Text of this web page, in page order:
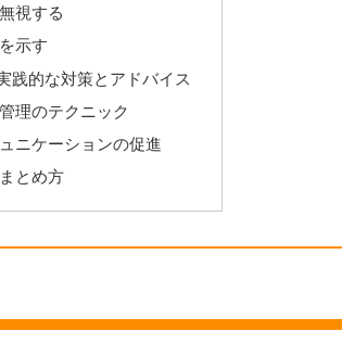
視する
示す
践的な対策とアドバイス
理のテクニック
ニケーションの促進
とめ方